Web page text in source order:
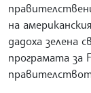
на
дадоха зелена
програмата за